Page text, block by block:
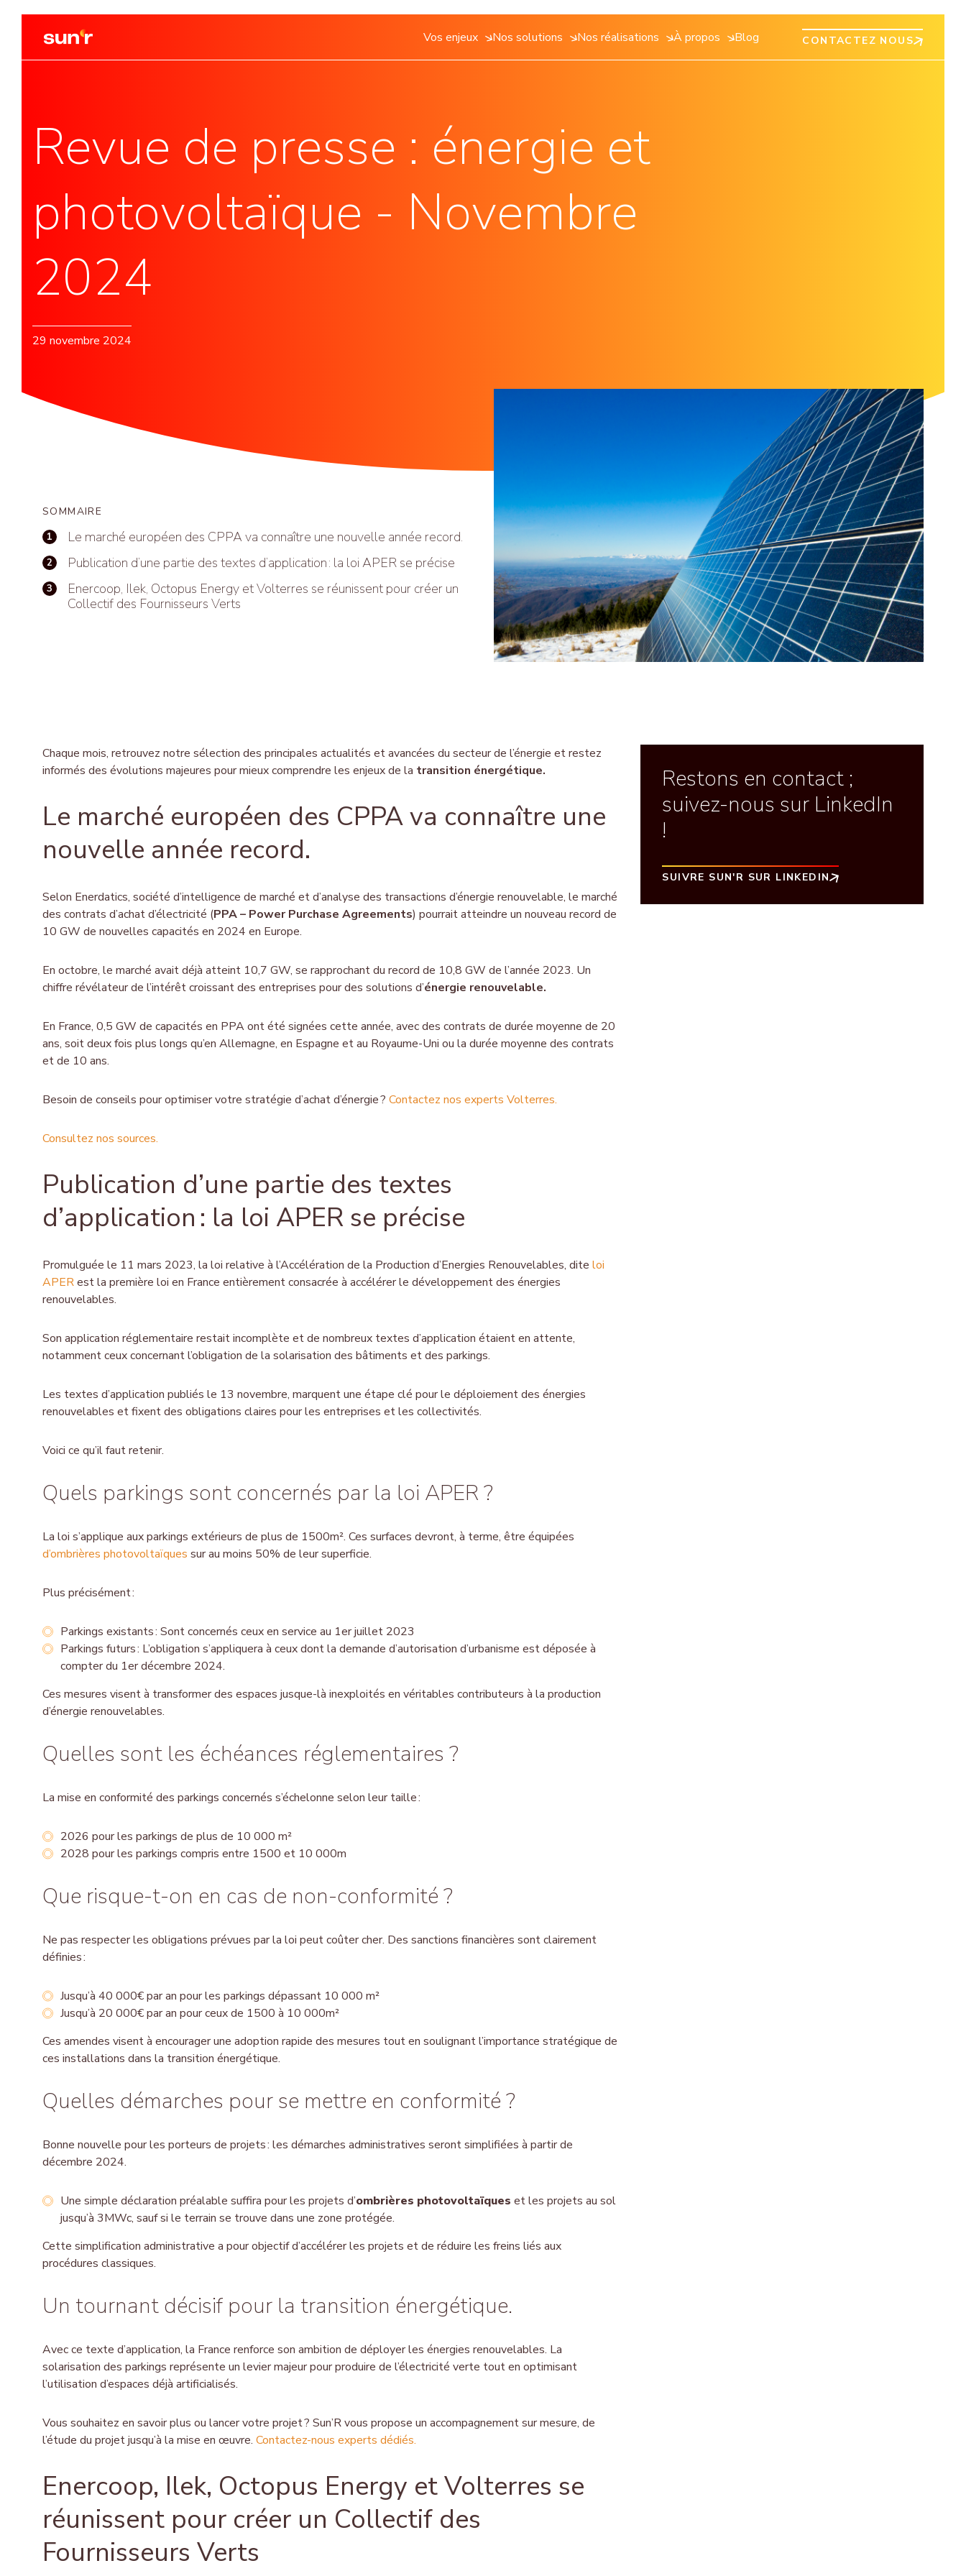
Vos enjeux
Valoriser mon foncier et générer des revenus
Valorisez vos actifs - terrains, bâtiments, infrastructures - grâce
aux énergies renouvelables et participez à une transition
énergétique créatrice de valeur pour tous.
Nos solutions
Valoriser vos toitures neuves ou en rénovation
Ombrière de Parking
Centrale au sol
Donner une seconde vie à vos terrains inexploités
Agrivoltaïsme sur culture
Protéger vos cultures (vigne, maraîchage, ...)
Agrivoltaïsme d'élevage
Nos réalisations
sa technologie.
À propos Blog CONTACTEZ NOUS
Revue de presse : énergie et
photovoltaïque - Novembre
2024
29 novembre 2024
SOMMAIRE
Le marché européen des CPPA va connaître une nouvelle année record.
Publication d’une partie des textes d’application : la loi APER se précise
Enercoop, Ilek, Octopus Energy et Volterres se réunissent pour créer un
Collectif des Fournisseurs Verts
Chaque mois, retrouvez notre sélection des principales actualités et avancées du secteur de l’énergie et restez
informés des évolutions majeures pour mieux comprendre les enjeux de la transition énergétique.
Le marché européen des CPPA va connaître une
nouvelle année record.
Selon Enerdatics, société d’intelligence de marché et d’analyse des transactions d’énergie renouvelable, le marché
des contrats d’achat d’électricité (PPA – Power Purchase Agreements) pourrait atteindre un nouveau record de
10 GW de nouvelles capacités en 2024 en Europe.
En octobre, le marché avait déjà atteint 10,7 GW, se rapprochant du record de 10,8 GW de l’année 2023. Un
chiffre révélateur de l’intérêt croissant des entreprises pour des solutions d’énergie renouvelable.
En France, 0,5 GW de capacités en PPA ont été signées cette année, avec des contrats de durée moyenne de 20
ans, soit deux fois plus longs qu’en Allemagne, en Espagne et au Royaume-Uni ou la durée moyenne des contrats
et de 10 ans.
Besoin de conseils pour optimiser votre stratégie d’achat d’énergie ? Contactez nos experts Volterres.
Consultez nos sources.
Publication d’une partie des textes
d’application : la loi APER se précise
Promulguée le 11 mars 2023, la loi relative à l’Accélération de la Production d’Energies Renouvelables, dite loi
APERest la première loi en France entièrement consacrée à accélérer le développement des énergies
renouvelables.
Son application réglementaire restait incomplète et de nombreux textes d’application étaient en attente,
notamment ceux concernant l’obligation de la solarisation des bâtiments et des parkings.
Les textes d’application publiés le 13 novembre, marquent une étape clé pour le déploiement des énergies
renouvelables et fixent des obligations claires pour les entreprises et les collectivités.
Voici ce qu’il faut retenir.
Quels parkings sont concernés par la loi APER ?
La loi s’applique aux parkings extérieurs de plus de 1500m². Ces surfaces devront, à terme, être équipées
d’ombrières photovoltaïques sur au moins 50% de leur superficie.
Plus précisément :
Parkings existants : Sont concernés ceux en service au 1erjuillet 2023
Parkings futurs : L’obligation s’appliquera à ceux dont la demande d’autorisation d’urbanisme est déposée à
compter du 1erdécembre 2024.
Ces mesures visent à transformer des espaces jusque-là inexploités en véritables contributeurs à la production
d’énergie renouvelables.
Quelles sont les échéances réglementaires ?
La mise en conformité des parkings concernés s’échelonne selon leur taille :
2026 pour les parkings de plus de 10 000 m²
2028 pour les parkings compris entre 1500 et 10 000m
Que risque-t-on en cas de non-conformité ?
Ne pas respecter les obligations prévues par la loi peut coûter cher. Des sanctions financières sont clairement
définies :
Jusqu’à 40 000€ par an pour les parkings dépassant 10 000 m²
Jusqu’à 20 000€ par an pour ceux de 1500 à 10 000m²
Ces amendes visent à encourager une adoption rapide des mesures tout en soulignant l’importance stratégique de
ces installations dans la transition énergétique.
Quelles démarches pour se mettre en conformité ?
Bonne nouvelle pour les porteurs de projets : les démarches administratives seront simplifiées à partir de
décembre 2024.
Une simple déclaration préalable suffira pour les projets d’ombrières photovoltaïques et les projets au sol
jusqu’à 3MWc, sauf si le terrain se trouve dans une zone protégée.
Cette simplification administrative a pour objectif d’accélérer les projets et de réduire les freins liés aux
procédures classiques.
Un tournant décisif pour la transition énergétique.
Avec ce texte d’application, la France renforce son ambition de déployer les énergies renouvelables. La
solarisation des parkings représente un levier majeur pour produire de l’électricité verte tout en optimisant
l’utilisation d’espaces déjà artificialisés.
Vous souhaitez en savoir plus ou lancer votre projet ? Sun’R vous propose un accompagnement sur mesure, de
l’étude du projet jusqu’à la mise en œuvre. Contactez-nous experts dédiés.
Enercoop, Ilek, Octopus Energy et Volterres se
réunissent pour créer un Collectif des
Fournisseurs Verts
Restons en contact ;
suivez-nous sur LinkedIn
!
SUIVRE SUN'R SUR LINKEDIN